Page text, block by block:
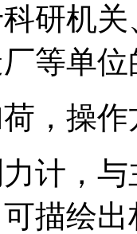
研机
等单
，操
计，
描绘